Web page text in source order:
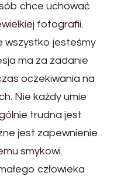
chce uchować
fotografii.
wszystko jesteśmy
ma za zadanie
oczekiwania na
Nie każdy umie
trudna jest
jest zapewnienie
smykowi.
człowieka